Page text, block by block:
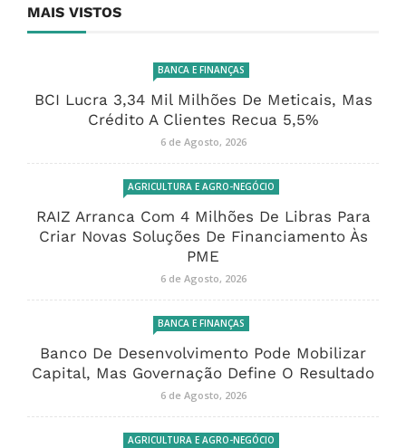
MAIS VISTOS
BANCA E FINANÇAS
BCI Lucra 3,34 Mil Milhões De Meticais, Mas
Crédito A Clientes Recua 5,5%
6 de Agosto, 2026
AGRICULTURA E AGRO-NEGÓCIO
RAIZ Arranca Com 4 Milhões De Libras Para
Criar Novas Soluções De Financiamento Às
PME
6 de Agosto, 2026
BANCA E FINANÇAS
Banco De Desenvolvimento Pode Mobilizar
Capital, Mas Governação Define O Resultado
6 de Agosto, 2026
AGRICULTURA E AGRO-NEGÓCIO